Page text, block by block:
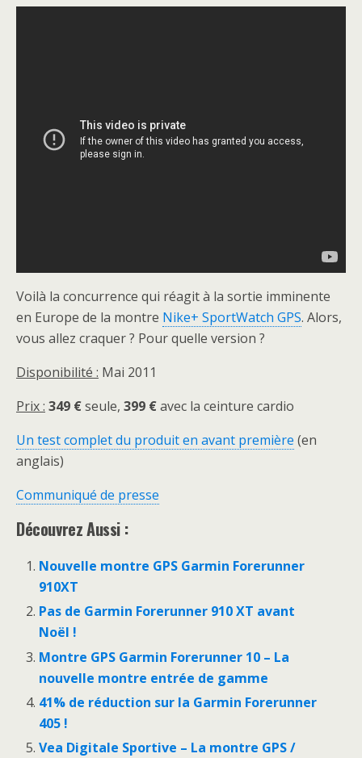
Voilà la concurrence qui réagit à la sortie imminente
en Europe de la montre Nike+ SportWatch GPS. Alors,
vous allez craquer ? Pour quelle version ?
Disponibilité : Mai 2011
Prix : 349 €seule, 399 €avec la ceinture cardio
Un test complet du produit en avant première (en
anglais)
Communiqué de presse
Découvrez Aussi :
Nouvelle montre GPS Garmin Forerunner
910XT
Pas de Garmin Forerunner 910 XT avant
Noël !
Montre GPS Garmin Forerunner 10 – La
nouvelle montre entrée de gamme
41% de réduction sur la Garmin Forerunner
405 !
Vea Digitale Sportive – La montre GPS /